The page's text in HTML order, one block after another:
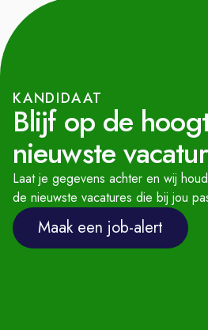
KANDIDAAT
Blijf op de
nieuwste
Laat je gegevens achter en wij
de nieuwste vacatures die bij jou
Maak een job-alert